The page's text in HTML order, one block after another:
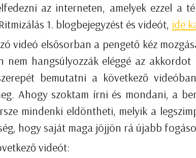
az interneten, amelyek ezzel a
1. blogbejegyzést és videót, ide
videó elsősorban a pengető kéz
hangsúlyozzák eléggé az akkordot
bemutatni a következő
Ahogy szoktam írni és mondani, a
mindenki eldöntheti, melyik a
hogy saját maga jöjjön rá újabb
videót: